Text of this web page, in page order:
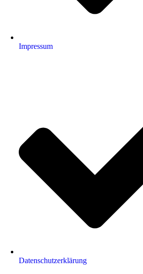
Impressum
Datenschutz­erklärung